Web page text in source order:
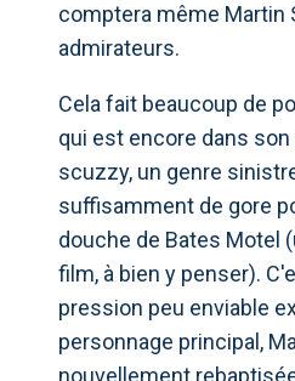
comptera même Martin
admirateurs.
Cela fait beaucoup de
qui est encore dans
scuzzy, un genre
suffisamment de gore
douche de Bates Motel
film, à bien y penser).
pression peu enviable
personnage principal,
nouvellement